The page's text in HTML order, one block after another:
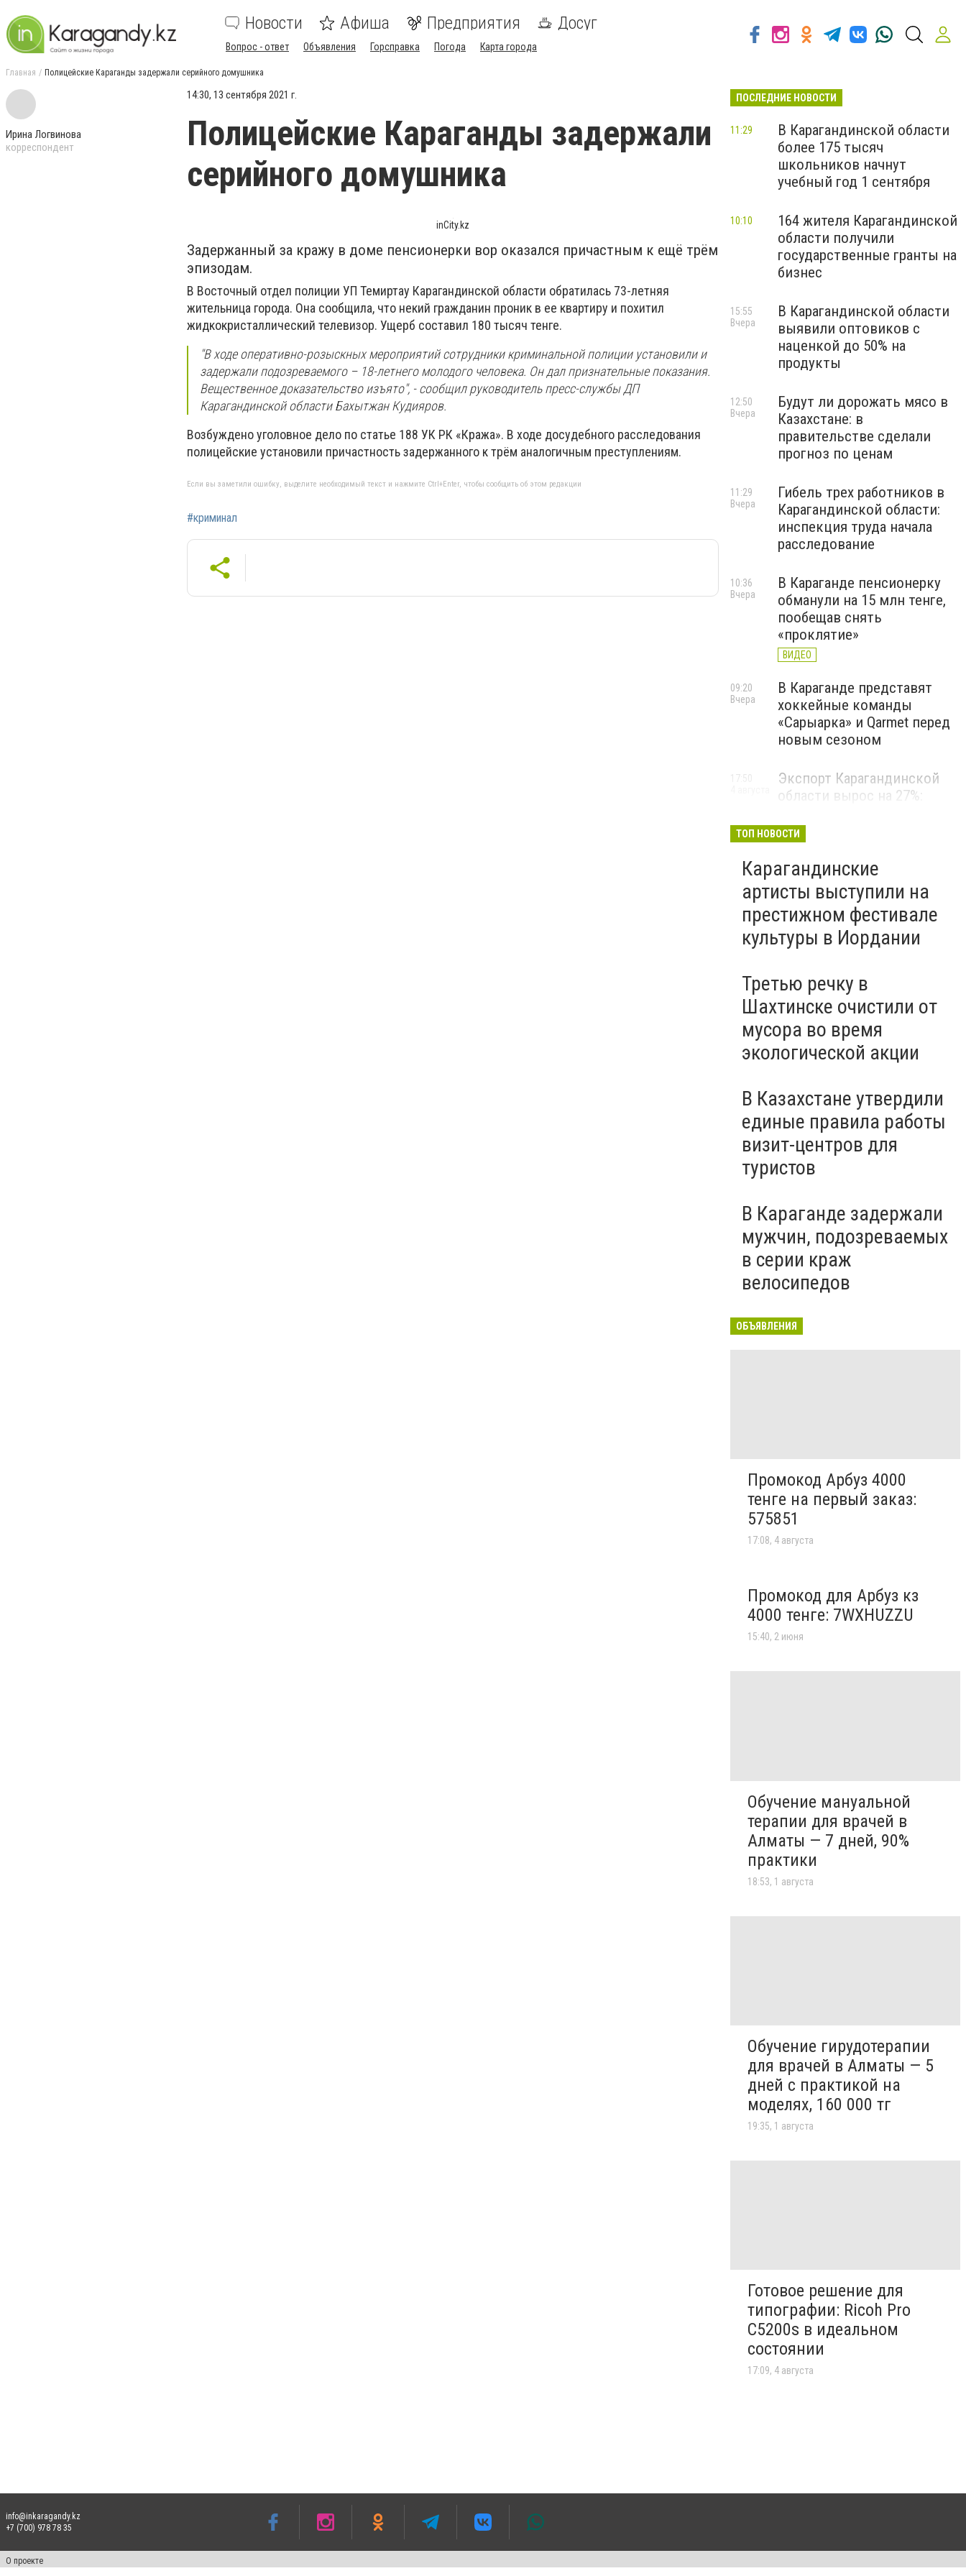
Новости Афиша Предприятия Досуг
Вопрос - ответ Объявления Горсправка Погода Карта города
Главная Полицейские Караганды задержали серийного домушника
Ирина Логвинова
корреспондент
14:30, 13 сентября 2021 г.
Полицейские Караганды задержали
серийного домушника
inCity.kz
Задержанный за кражу в доме пенсионерки вор оказался причастным к ещё трём
эпизодам.
В Восточный отдел полиции УП Темиртау Карагандинской области обратилась 73-летняя
жительница города. Она сообщила, что некий гражданин проник в ее квартиру и похитил
жидкокристаллический телевизор. Ущерб составил 180 тысяч тенге.
"В ходе оперативно-розыскных мероприятий сотрудники криминальной полиции установили и
задержали подозреваемого – 18-летнего молодого человека. Он дал признательные показания.
Вещественное доказательство изъято", - сообщил руководитель пресс-службы ДП
Карагандинской области Бахытжан Кудияров.
Возбуждено уголовное дело по статье 188 УК РК «Кража». В ходе досудебного расследования
полицейские установили причастность задержанного к трём аналогичным преступлениям.
Если вы заметили ошибку, выделите необходимый текст и нажмите Ctrl+Enter, чтобы сообщить об этом редакции
#криминал
ПОСЛЕДНИЕ НОВОСТИ
В Карагандинской области
более 175 тысяч
школьников начнут
учебный год 1 сентября
11:29
164 жителя Карагандинской
области получили
государственные гранты на
бизнес
10:10
В Карагандинской области
выявили оптовиков с
наценкой до 50% на
продукты
15:55
Вчера
Будут ли дорожать мясо в
Казахстане: в
правительстве сделали
прогноз по ценам
12:50
Вчера
Гибель трех работников в
Карагандинской области:
инспекция труда начала
расследование
11:29
Вчера
В Караганде пенсионерку
обманули на 15 млн тенге,
пообещав снять
«проклятие»
ВИДЕО
10:36
Вчера
В Караганде представят
хоккейные команды
«Сарыарка» и Qarmet перед
новым сезоном
09:20
Вчера
Экспорт Карагандинской
области вырос на 27%:
рынки
17:50
ТОП НОВОСТИ
Карагандинские
артисты выступили на
престижном фестивале
культуры в Иордании
Третью речку в
Шахтинске очистили от
мусора во время
экологической акции
В Казахстане утвердили
единые правила работы
визит-центров для
туристов
В Караганде задержали
мужчин, подозреваемых
в серии краж
велосипедов
ОБЪЯВЛЕНИЯ
Промокод Арбуз 4000
тенге на первый заказ:
575851
17:08, 4 августа
Промокод для Арбуз кз
4000 тенге: 7WXHUZZU
15:40, 2 июня
Обучение мануальной
терапии для врачей в
Алматы — 7 дней, 90%
практики
18:53, 1 августа
Обучение гирудотерапии
для врачей в Алматы — 5
дней с практикой на
моделях, 160 000 тг
19:35, 1 августа
Готовое решение для
типографии: Ricoh Pro
C5200s в идеальном
состоянии
17:09, 4 августа
info@inkaragandy.kz
+7 (700) 978 78 35
О проекте